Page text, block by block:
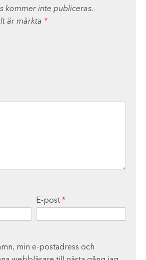
kommer inte publiceras.
är märkta *
E-post *
min e-postadress och